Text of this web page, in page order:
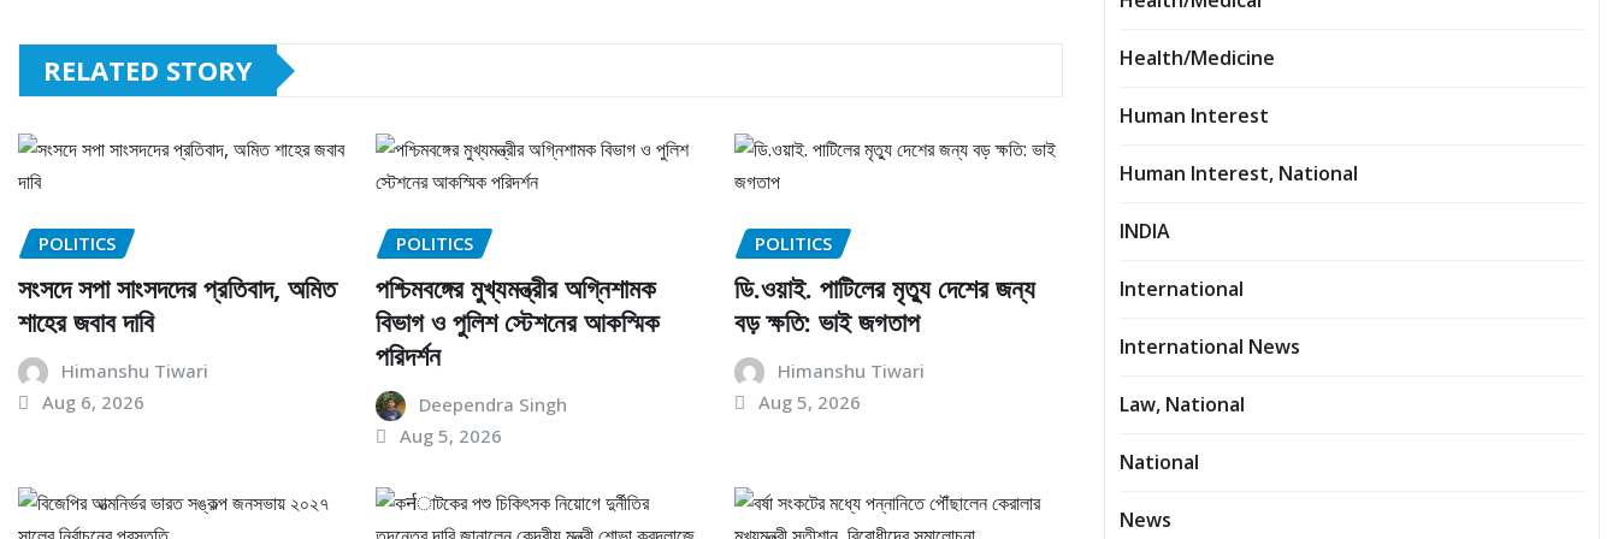
RELATED STORY
POLITICS
সংসদে সপা সাংসদদের প্রতিবাদ, অমিত
শাহের জবাব দাবি
Himanshu Tiwari
Aug 6, 2026
POLITICS
পশ্চিমবঙ্গের মুখ্যমন্ত্রীর অগ্নিশামক
বিভাগ ও পুলিশ স্টেশনের আকস্মিক
পরিদর্শন
Deependra Singh
Aug 5, 2026
POLITICS
ডি.ওয়াই. পাটিলের মৃত্যু দেশের জন্য
বড় ক্ষতি: ভাই জগতাপ
Himanshu Tiwari
Aug 5, 2026
Health/Medicine
Human Interest
Human Interest, National
INDIA
International
International News
Law, National
National
News